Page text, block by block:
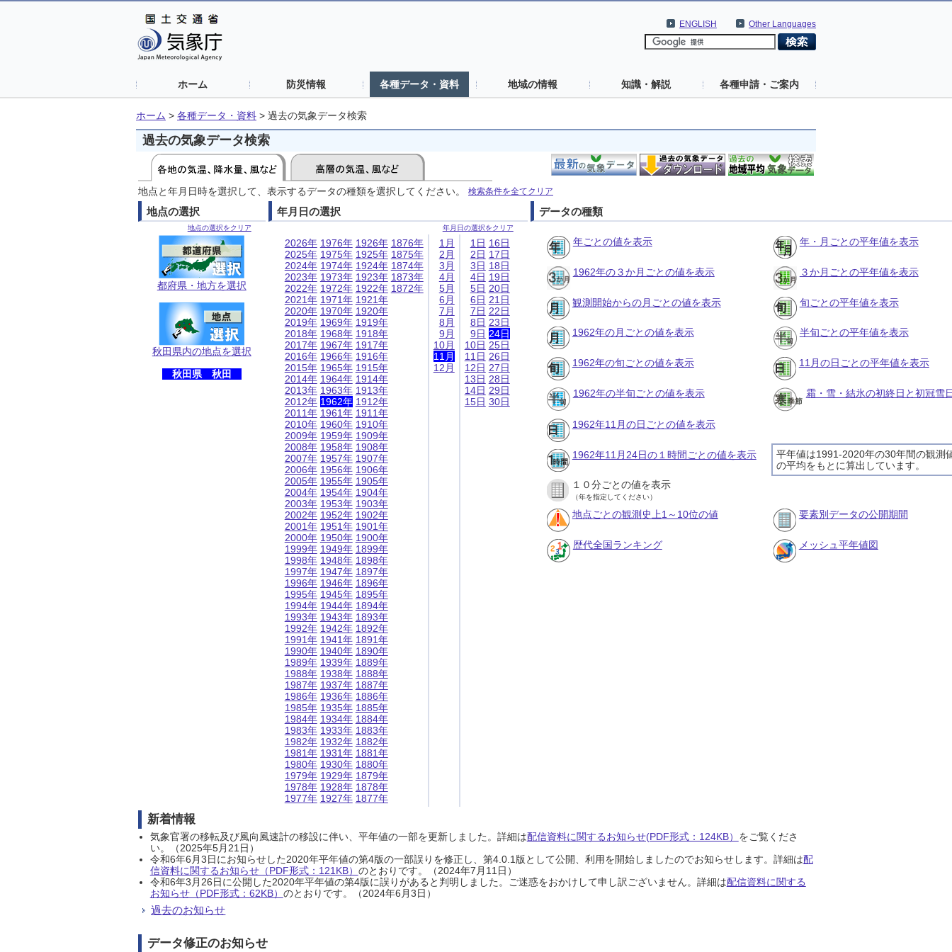
Other Languages
ENGLISH
ホーム 防災情報 各種データ・資料 地域の情報 知識・解説 各種申請・ご案内
ホーム > 各種データ・資料 > 過去の気象データ検索
過去の気象データ検索
地点と年月日時を選択して、表示するデータの種類を選択してください。 検索条件を全てクリア
地点の選択
地点の選択をクリア
都府県・地方を選択
秋田県内の地点を選択
秋田県 秋田
年月日の選択
年月日の選択をクリア
2026年
2025年
2024年
2023年
2022年
2021年
2020年
2019年
2018年
2017年
2016年
2015年
2014年
2013年
2012年
2011年
2010年
2009年
2008年
2007年
2006年
2005年
2004年
2003年
2002年
2001年
2000年
1999年
1998年
1997年
1996年
1995年
1994年
1993年
1992年
1991年
1990年
1989年
1988年
1987年
1986年
1985年
1984年
1983年
1982年
1981年
1980年
1979年
1978年
1977年
1976年
1975年
1974年
1973年
1972年
1971年
1970年
1969年
1968年
1967年
1966年
1965年
1964年
1963年
1962年
1961年
1960年
1959年
1958年
1957年
1956年
1955年
1954年
1953年
1952年
1951年
1950年
1949年
1948年
1947年
1946年
1945年
1944年
1943年
1942年
1941年
1940年
1939年
1938年
1937年
1936年
1935年
1934年
1933年
1932年
1931年
1930年
1929年
1928年
1927年
1926年
1925年
1924年
1923年
1922年
1921年
1920年
1919年
1918年
1917年
1916年
1915年
1914年
1913年
1912年
1911年
1910年
1909年
1908年
1907年
1906年
1905年
1904年
1903年
1902年
1901年
1900年
1899年
1898年
1897年
1896年
1895年
1894年
1893年
1892年
1891年
1890年
1889年
1888年
1887年
1886年
1885年
1884年
1883年
1882年
1881年
1880年
1879年
1878年
1877年
1876年
1875年
1874年
1873年
1872年
1月
2月
3月
4月
5月
6月
7月
8月
9月
10月
11月
12月
1日
2日
3日
4日
5日
6日
7日
8日
9日
10日
11日
12日
13日
14日
15日
16日
17日
18日
19日
20日
21日
22日
23日
24日
25日
26日
27日
28日
29日
30日
データの種類
年ごとの値を表示 年・月ごとの平年値を表示
1962年の３か月ごとの値を表示 ３か月ごとの平年値を表示
観測開始からの月ごとの値を表示 旬ごとの平年値を表示
1962年の月ごとの値を表示 半旬ごとの平年値を表示
1962年の旬ごとの値を表示 11月の日ごとの平年値を表示
1962年の半旬ごとの値を表示 霜・雪・結氷の初終日と初冠雪
1962年11月の日ごとの値を表示
平年値は1991-2020年の30年間の観測
の平均をもとに算出しています。
1962年11月24日の１時間ごとの値を表示
１０分ごとの値を表示
（年を指定してください）
地点ごとの観測史上1～10位の値 要素別データの公開期間
歴代全国ランキング メッシュ平年値図
新着情報
気象官署の移転及び風向風速計の移設に伴い、平年値の一部を更新しました。詳細は配信資料に関するお知らせ(PDF形式：124KB） をご覧くださ
い。（2025年5月21日）
令和6年6月3日にお知らせした2020年平年値の第4版の一部誤りを修正し、第4.0.1版として公開、利用を開始しましたのでお知らせします。詳細は配
信資料に関するお知らせ（PDF形式：121KB） のとおりです。（2024年7月11日）
令和6年3月26日に公開した2020年平年値の第4版に誤りがあると判明しました。ご迷惑をおかけして申し訳ございません。詳細は配信資料に関する
お知らせ（PDF形式：62KB） のとおりです。（2024年6月3日）
過去のお知らせ
データ修正のお知らせ